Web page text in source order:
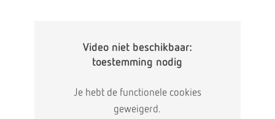
Video niet beschikbaar:
toestemming nodig
Je hebt de functionele cookies
geweigerd.